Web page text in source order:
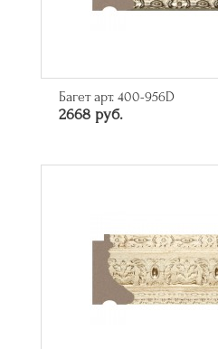
Багет арт. 400-956D
2668 руб.